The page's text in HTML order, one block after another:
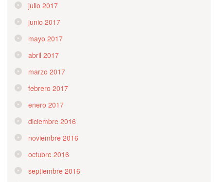
julio 2017
junio 2017
mayo 2017
abril 2017
marzo 2017
febrero 2017
enero 2017
diciembre 2016
noviembre 2016
octubre 2016
septiembre 2016